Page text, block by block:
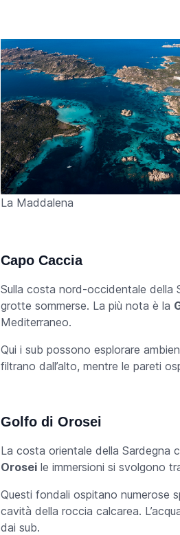
La Maddalena
Capo Caccia
Sulla costa nord-occidentale della
grotte sommerse. La più nota è la
Mediterraneo.
Qui i sub possono esplorare
filtrano dall’alto, mentre le pareti
Golfo di Orosei
La costa orientale della Sardegna
Orosei le immersioni si svolgono
Questi fondali ospitano numerose
cavità della roccia calcarea.
dai sub.